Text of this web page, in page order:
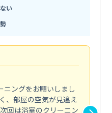
い
ニングをお願いしまし
、部屋の空気が見違え
回は浴室のクリーニン